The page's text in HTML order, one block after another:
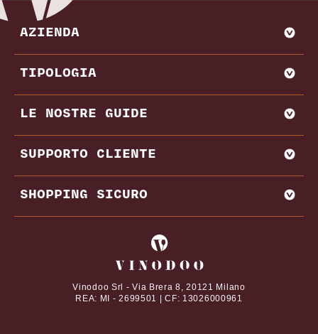
AZIENDA
CHI SIAMO
VADEMECUM VINODOO
ENOWEB
VENDI CON NOI
TIPOLOGIA
AGLIANICO
AMARONE
BAROLO
BRUNELLO DI MONTALCINO
CHIANTI
LE NOSTRE GUIDE
MIGLIORI PRODUTTORI E CANTINE ITALIA
MIGLIORI PRODUTTORI E CANTINE FRANCIA
REGIONI VINICOLE
VITIGNI
DAL NOSTRO MAGAZINE
SUPPORTO CLIENTE
CONTATTI
DOMANDE FREQUENTI
TERMINI E CONDIZIONI
SHOPPING SICURO
I tuoi pagamenti online con
Vinodoo Srl - Via Brera 8, 20121 Milano
REA: MI - 2699501 | CF: 13026000961